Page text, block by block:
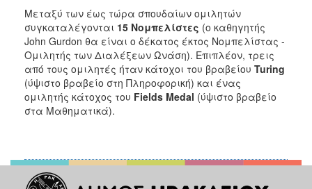
Μεταξύ των έως τώρα σπουδαίων ομιλητών
συγκαταλέγονται 15 Νομπελίστες (ο καθηγητής
John Gurdon θα είναι ο δέκατος έκτος Νομπελίστας -
Ομιλητής των Διαλέξεων Ωνάση). Επιπλέον, τρεις
από τους ομιλητές ήταν κάτοχοι του βραβείου Turing
(ύψιστο βραβείο στη Πληροφορική) και ένας
ομιλητής κάτοχος του Fields Medal (ύψιστο βραβείο
στα Μαθηματικά).